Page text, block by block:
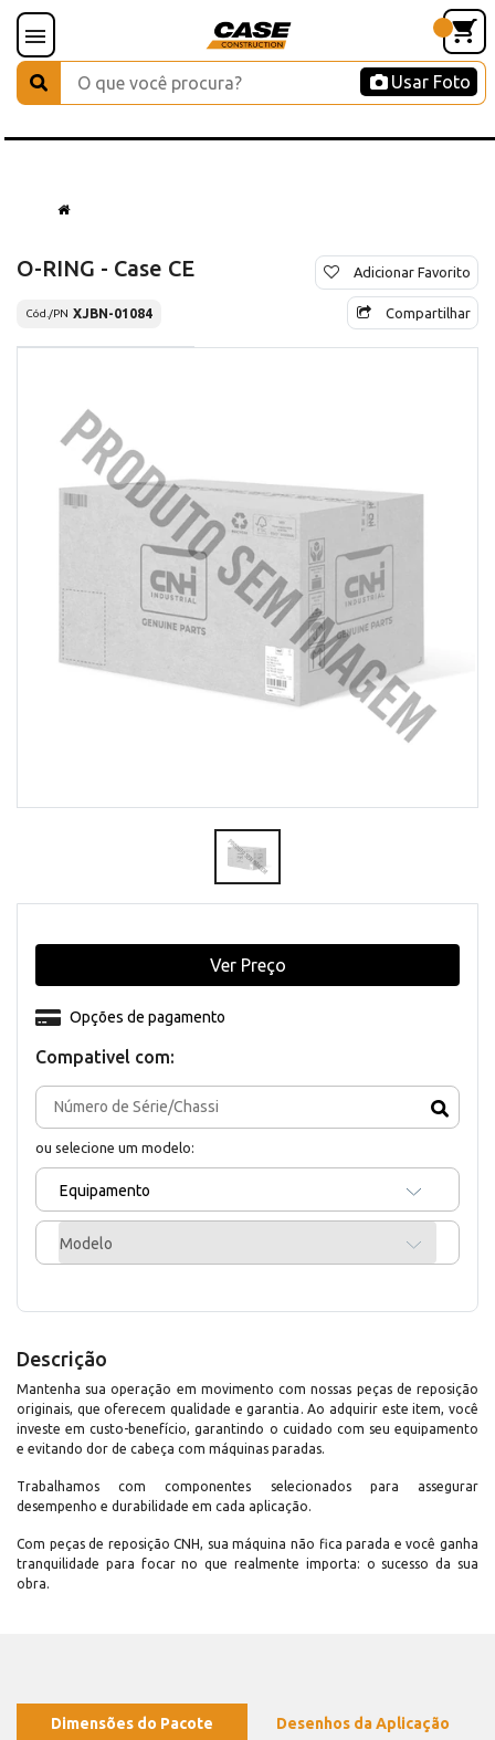
Usar Foto
O-RING - Case CE
Cód./PN XJBN-01084
Adicionar Favorito
Compartilhar
Compativel com:
ou selecione um modelo:
Equipamento
Modelo
Opções de pagamento
Ver Preço
Descrição
Mantenha sua operação em movimento com nossas peças de reposição
originais, que oferecem qualidade e garantia. Ao adquirir este item, você
investe em custo-benefício, garantindo o cuidado com seu equipamento
e evitando dor de cabeça com máquinas paradas.
Trabalhamos com componentes selecionados para assegurar
desempenho e durabilidade em cada aplicação.
Com peças de reposição CNH, sua máquina não fica parada e você ganha
tranquilidade para focar no que realmente importa: o sucesso da sua
obra.
Dimensões do Pacote Desenhos da Aplicação